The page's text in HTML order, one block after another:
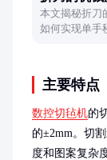
本文揭秘折刀
如何实现单手
主要特点
数控切毡机的
的±2mm。切
度和图案复杂度